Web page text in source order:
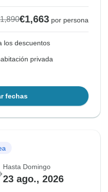
€1,663 por persona
los descuentos
privada
fechas
Hasta Domingo
23 ago., 2026